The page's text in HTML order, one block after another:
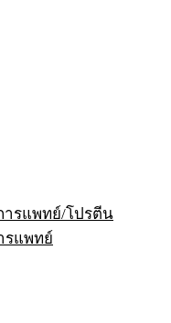
ารแพทย์/โปรตีน
รแพทย์